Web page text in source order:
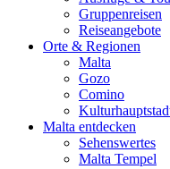
Gruppenreisen
Reiseangebote
Orte & Regionen
Malta
Gozo
Comino
Malta entdecken
Sehenswertes
Malta Tempel